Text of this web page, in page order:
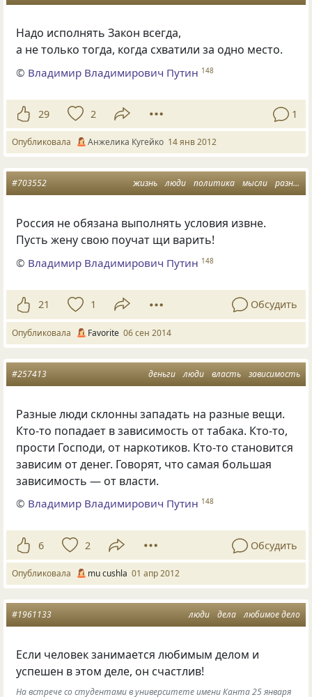
Надо исполнять Закон всегда,
а не только тогда, когда схватили за одно место.
© Владимир Владимирович Путин 148
29 2 1
Опубликовала Анжелика Кугейко 14 янв 2012
жизнь люди политика мысли разное
#703552
Россия не обязана выполнять условия извне.
Пусть жену свою поучат щи варить!
© Владимир Владимирович Путин 148
21 1 Обсудить
Опубликовала Favorite 06 сен 2014
деньги люди власть зависимость
#257413
Разные люди склонны западать на разные вещи.
Кто-то попадает в зависимость от табака. Кто-то,
прости Господи, от наркотиков. Кто-то становится
зависим от денег. Говорят, что самая большая
зависимость — от власти.
© Владимир Владимирович Путин 148
6 2 Обсудить
Опубликовала mu cushla 01 апр 2012
люди дела любимое дело
#1961133
Если человек занимается любимым делом и
успешен в этом деле, он счастлив!
На встрече со студентами в университете имени Канта 25 января